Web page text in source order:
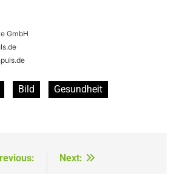
GmbH
Bild
Gesundheit
Next: